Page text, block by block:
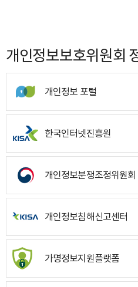
개인정보보호위원회
개인정보 포털
한국인터넷진흥원
개인정보분쟁조정위원회
개인정보침해신고센터
가명정보지원플랫폼